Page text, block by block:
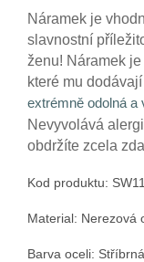
Náramek je
slavnostní
ženu! Náramek
které mu
extrémně odolná a
Nevyvolává
obdržíte zcela
Kod
Material: Nerezová
Barva oceli: Stříbrná